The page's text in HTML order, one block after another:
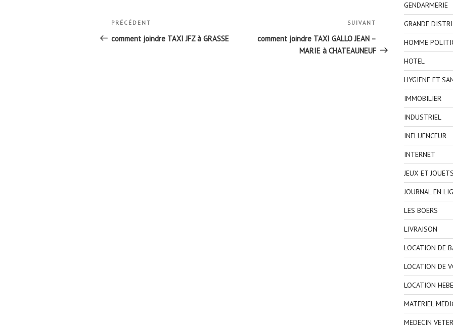
Navigation
de
Article
précédent
PRÉCÉDENT
comment joindre TAXI JFZ à GRASSE
SUIVANT
comment joindre TAXI GALLO JEAN –
MARIE à CHATEAUNEUF
GENDARMERIE
GRANDE
HOMME
HOTEL
HYGIENE ET
IMMOBILIER
INDUSTRIEL
INFLUENCEUR
INTERNET
JEUX ET JOUETS
JOURNAL EN
LES BOERS
LIVRAISON
LOCATION DE
LOCATION DE
LOCATION
MATERIEL
MEDECIN